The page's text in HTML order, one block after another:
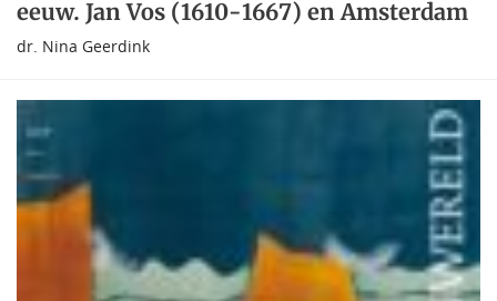
eeuw. Jan Vos (1610-1667) en Amsterdam
dr. Nina Geerdink